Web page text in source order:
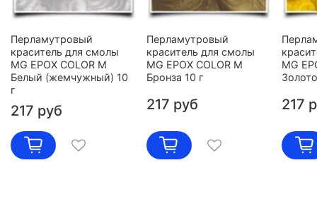
Перламутровый
краситель для смолы
MG EPOX COLOR M
Белый (жемчужный) 10
г
217 руб
Перламутровый
краситель для смолы
MG EPOX COLOR M
Бронза 10 г
217 руб
MG
217